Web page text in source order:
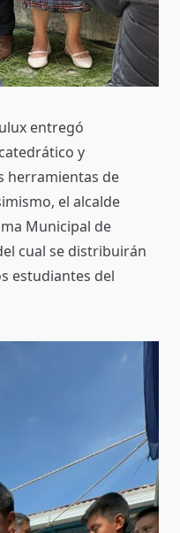
entregó
y
herramientas de
el alcalde
Municipal de
cual se distribuirán
estudiantes del